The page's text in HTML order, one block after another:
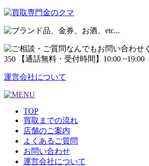
運営会社について
TOP
買取までの流れ
店舗のご案内
よくあるご質問
お問い合わせ
運営会社について